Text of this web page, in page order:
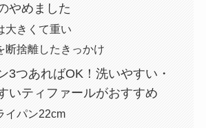
やめました
大きくて重い
断捨離したきっかけ
3つあればOK！洗いやすい・
いティファールがおすすめ
イパン22cm